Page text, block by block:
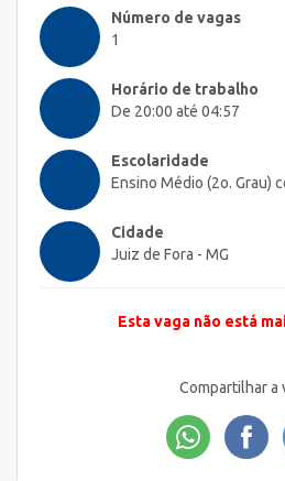
Número de vagas
1
Horário de trabalho
De 20:00 até 04:57
Escolaridade
Ensino Médio (2o. Grau)
Cidade
Juiz de Fora - MG
Esta vaga não está
Compartilhar a